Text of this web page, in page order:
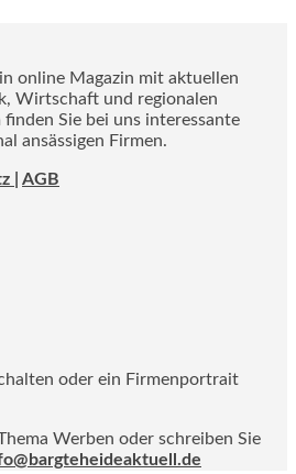
online Magazin mit aktuellen
Wirtschaft und regionalen
Sie bei uns interessante
ansässigen Firmen.
| AGB
oder ein Firmenportrait
Werben oder schreiben Sie